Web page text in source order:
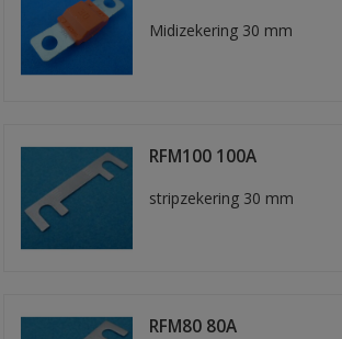
Midizekering 30 mm
RFM100 100A
stripzekering 30 mm
RFM80 80A